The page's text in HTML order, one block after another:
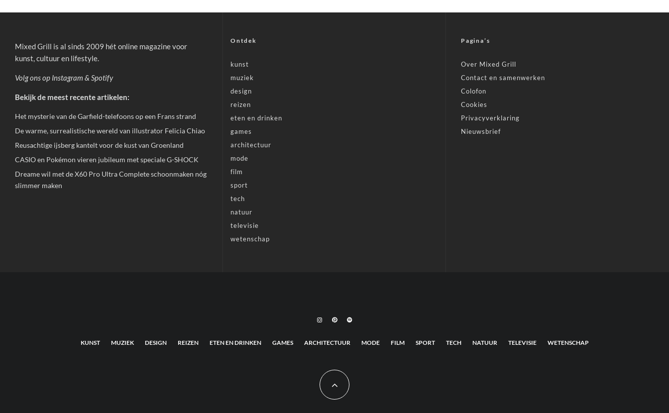
Mixed Grill is al sinds 2009 hét online magazine voor
kunst, cultuur en lifestyle.
Volg ons op Instagram & Spotify
Bekijk de meest recente artikelen:
Het mysterie van de Garfield-telefoons op een Frans strand
De warme, surrealistische wereld van illustrator Felicia Chiao
Reusachtige ijsberg kantelt voor de kust van Groenland
CASIO en Pokémon vieren jubileum met speciale G-SHOCK
Dreame wil met de X60 Pro Ultra Complete schoonmaken nóg
slimmer maken
Ontdek
kunst
muziek
design
reizen
eten en drinken
games
architectuur
mode
film
sport
tech
natuur
televisie
wetenschap
Pagina’s
Over Mixed Grill
Contact en samenwerken
Colofon
Cookies
Privacyverklaring
Nieuwsbrief
KUNST MUZIEK DESIGN REIZEN ETEN EN DRINKEN GAMES ARCHITECTUUR MODE FILM SPORT TECH NATUUR TELEVISIE WETENSCHAP